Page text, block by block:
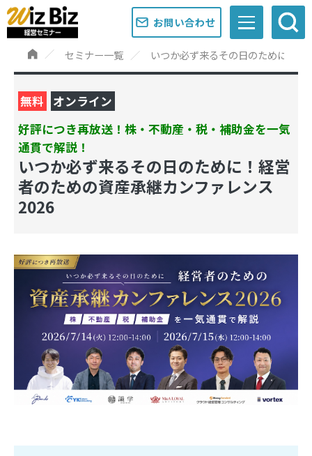
お問い合わせ
セミナー一覧 いつか必ず来るその日のために！
無料
オンライン
好評につき再放送！株・不動産・税・補助金を一気
通貫で解説！
いつか必ず来るその日のために！経営
者のための資産承継カンファレンス
2026